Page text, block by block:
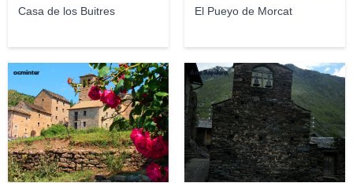
Casa de los Buitres El Pueyo de Morcat
ocminter Ana Sayalero